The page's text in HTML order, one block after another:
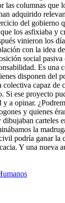
columnas
adquirido
del gobierno
los asfixiaba
vinieron los
con la idea
social
Es
disponen
capaz de
ese proyecto
a opinar.
y quienes
la
podría ganar
Y una nueva